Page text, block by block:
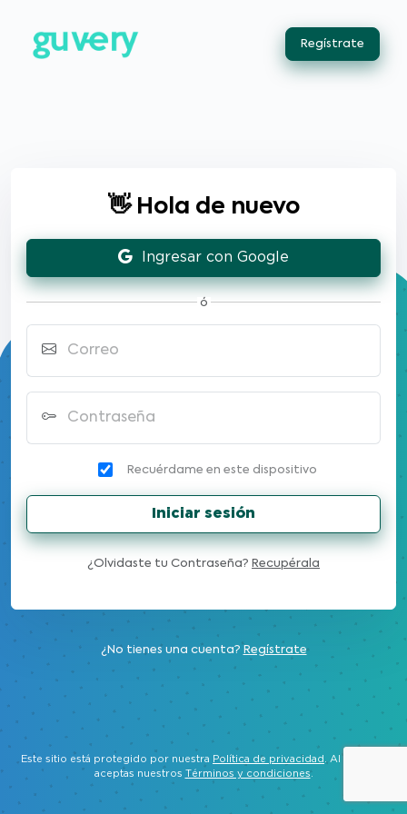
Regístrate
👋 Hola de nuevo
Ingresar con Google
ó
Correo
Contraseña
Recuérdame en este dispositivo
Iniciar sesión
¿Olvidaste tu Contraseña? Recupérala
¿No tienes una cuenta? Regístrate
Este sitio está protegido por nuestra Política de privacidad . Al ingresar
aceptas nuestros
Términos y condiciones .